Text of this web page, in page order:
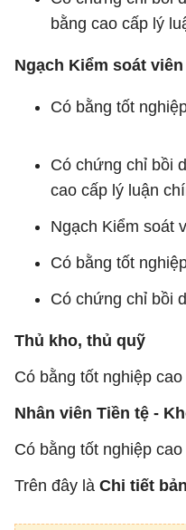
bằng cao cấp lý
Ngạch Kiểm soát
Có bằng tốt
Có chứng chỉ bồi
cao cấp lý luận
Ngạch Kiểm soát
Có bằng tốt
Có chứng chỉ bồi
Thủ kho, thủ quỹ
Có bằng tốt nghiệp
Nhân viên Tiền tệ -
Có bằng tốt nghiệp
Trên đây là Chi tiết